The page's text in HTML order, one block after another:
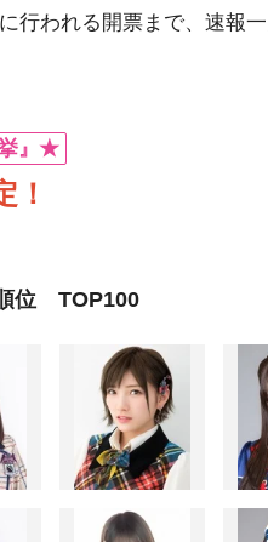
行われる開票まで、速報
』★
！
位 TOP100